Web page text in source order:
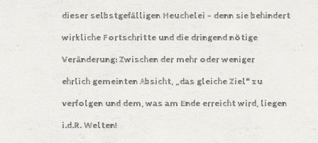
dieser selbstgefälligen Heuchelei – denn sie behindert
wirkliche Fortschritte und die dringend nötige
Veränderung: Zwischen der mehr oder weniger
ehrlich gemeinten Absicht, „das gleiche Ziel“ zu
verfolgen und dem, was am Ende erreicht wird, liegen
i.d.R. Welten!